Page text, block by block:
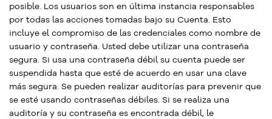
posible. Los usuarios son en última instancia responsables
por todas las acciones tomadas bajo su Cuenta. Esto
incluye el compromiso de las credenciales como nombre de
usuario y contraseña. Usted debe utilizar una contraseña
segura. Si usa una contraseña débil su cuenta puede ser
suspendida hasta que esté de acuerdo en usar una clave
más segura. Se pueden realizar auditorías para prevenir que
se esté usando contraseñas débiles. Si se realiza una
auditoría y su contraseña es encontrada débil, le